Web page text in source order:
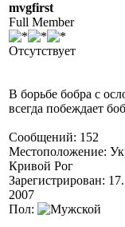
mvgfirst
Full Member
Отсутствует
В борьбе бобра с
всегда побеждает
Сообщений: 152
Местоположение:
Кривой Рог
Зарегистрирован:
2007
Пол: